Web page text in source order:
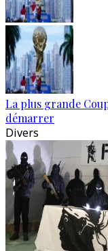
La plus grande
démarrer
Divers